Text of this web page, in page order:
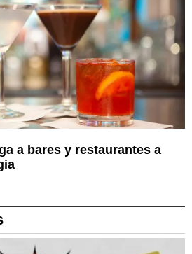
a bares y restaurantes a